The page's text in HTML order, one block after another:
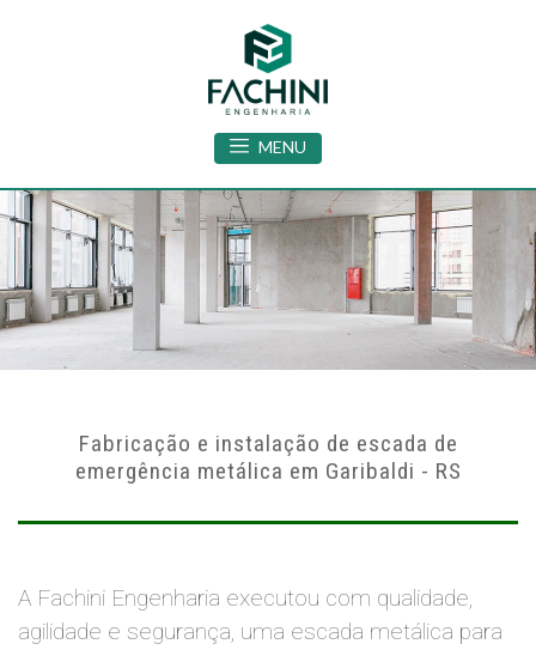
MENU
Fabricação e instalação de escada de
emergência metálica em Garibaldi - RS
A Fachini Engenharia executou com qualidade,
agilidade e segurança, uma escada metálica para